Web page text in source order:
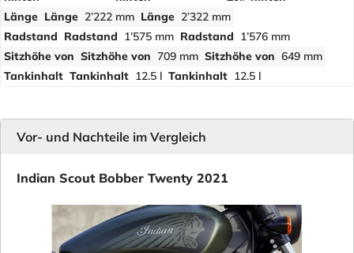
Länge Länge 2’222 mm Länge 2’322 mm
Radstand Radstand 1’575 mm Radstand
1’576 mm
Sitzhöhe von Sitzhöhe von 709 mm Sitzhöhe von 649 mm
Tankinhalt Tankinhalt 12.5 l Tankinhalt 12.5 l
Vor- und Nachteile im Vergleich
Indian Scout Bobber Twenty 2021